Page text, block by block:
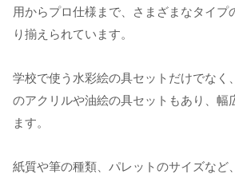
用からプロ仕様まで、さまざまなタイプ
り揃えられています。
学校で使う水彩絵の具セットだけでなく
のアクリルや油絵の具セットもあり、幅
ます。
紙質や筆の種類、パレットのサイズなど